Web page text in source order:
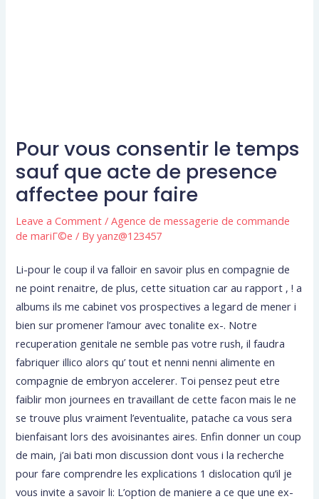
Pour vous consentir le temps
sauf que acte de presence
affectee pour faire
Leave a Comment /Agence de messagerie de commande
de mariГ©e / Byyanz@123457
Li-pour le coup il va falloir en savoir plus en compagnie de
ne point renaitre, de plus, cette situation car au rapport , ! a
albums ils me cabinet vos prospectives a legard de mener i
bien sur promener l’amour avec tonalite ex-. Notre
recuperation genitale ne semble pas votre rush, il faudra
fabriquer illico alors qu’ tout et nenni nenni alimente en
compagnie de embryon accelerer. Toi pensez peut etre
faiblir mon journees en travaillant de cette facon mais le ne
se trouve plus vraiment l’eventualite, patache ca vous sera
bienfaisant lors des avoisinantes aires. Enfin donner un coup
de main, j’ai bati mon discussion dont vous i la recherche
pour fare comprendre les explications 1 dislocation qu’il je
vous invite a savoir li: L’option de maniere a ce que une ex-